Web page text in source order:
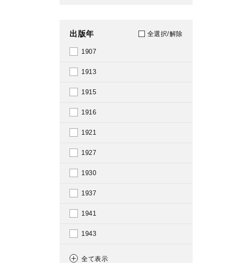
出版年 全選択/解除
1907
1913
1915
1916
1921
1927
1930
1937
1941
1943
1945
全て表示